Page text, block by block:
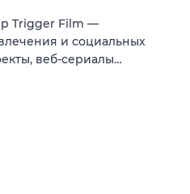
Trigger Film —
и социальных
веб-сериалы…